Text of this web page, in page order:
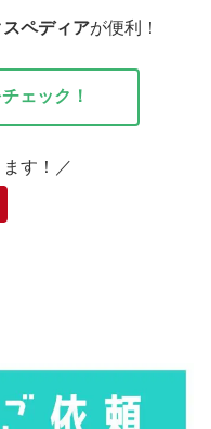
スペディアが便利！
ェック！
す！／